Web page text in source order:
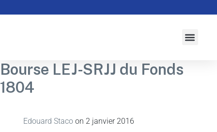
Bourse LEJ-SRJJ du Fonds
1804
Edouard Staco on 2 janvier 2016